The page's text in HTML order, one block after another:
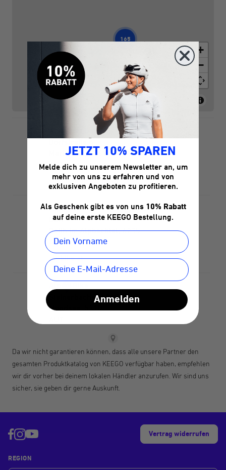
Da wir nicht garantieren können, dass alle unsere Partner den
gesamten Produktkatalog von KEEGO verfügbar haben, empfehlen
wir dir vorher bei deinem lokalen Händler anzurufen. Wir sind uns
sicher, sie geben dir gerne Auskunft.
Vertrag widerrufen
REGION
JETZT 10% SPAREN
Melde dich zu unserem Newsletter an, um
mehr von uns zu erfahren und von
exklusiven Angeboten zu profitieren.
Als Geschenk gibt es von uns 10% Rabatt
auf deine erste KEEGO Bestellung.
Anmelden